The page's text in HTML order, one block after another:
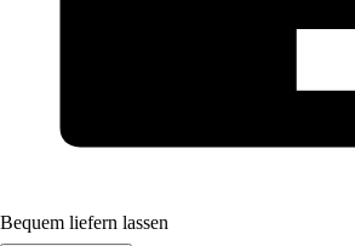
Bequem liefern lassen